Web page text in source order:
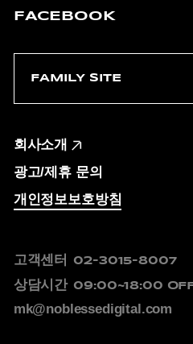
FACEBOOK
회사소개
광고/제휴 문의
개인정보보호방침
고객센터 02-3015-8007
상담시간 09:00~18:00
mk@noblessedigital.com